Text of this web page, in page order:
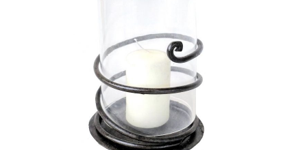
AGGIUNGI AL CARRELLO